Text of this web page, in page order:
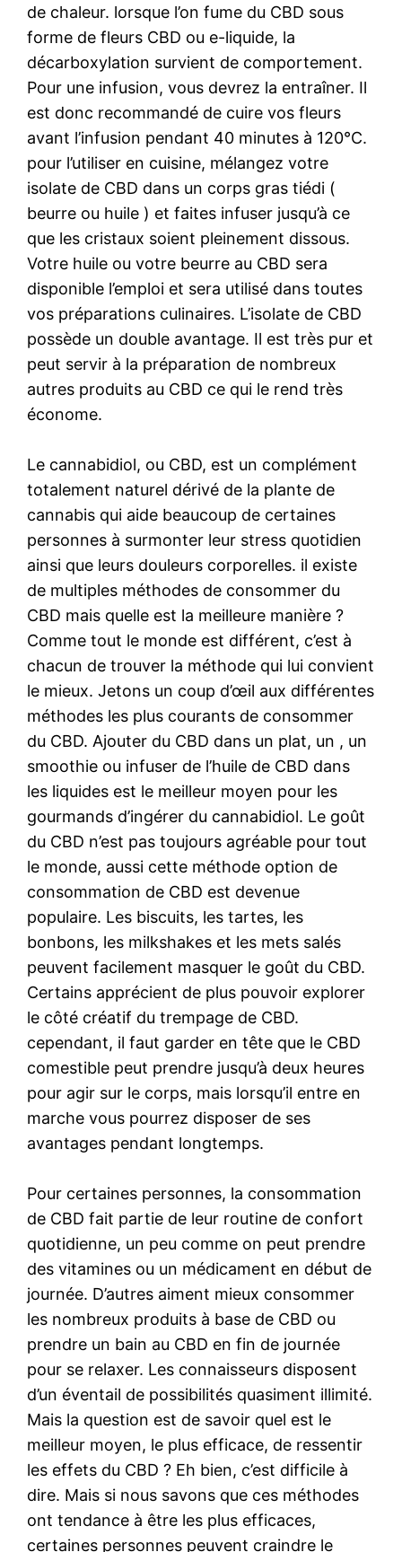
de chaleur. lorsque l’on fume du CBD sous
forme de fleurs CBD ou e-liquide, la
décarboxylation survient de comportement.
Pour une infusion, vous devrez la entraîner. Il
est donc recommandé de cuire vos fleurs
avant l’infusion pendant 40 minutes à 120°C.
pour l’utiliser en cuisine, mélangez votre
isolate de CBD dans un corps gras tiédi (
beurre ou huile ) et faites infuser jusqu’à ce
que les cristaux soient pleinement dissous.
Votre huile ou votre beurre au CBD sera
disponible l’emploi et sera utilisé dans toutes
vos préparations culinaires. L’isolate de CBD
possède un double avantage. Il est très pur et
peut servir à la préparation de nombreux
autres produits au CBD ce qui le rend très
économe.
Le cannabidiol, ou CBD, est un complément
totalement naturel dérivé de la plante de
cannabis qui aide beaucoup de certaines
personnes à surmonter leur stress quotidien
ainsi que leurs douleurs corporelles. il existe
de multiples méthodes de consommer du
CBD mais quelle est la meilleure manière ?
Comme tout le monde est différent, c’est à
chacun de trouver la méthode qui lui convient
le mieux. Jetons un coup d’œil aux différentes
méthodes les plus courants de consommer
du CBD. Ajouter du CBD dans un plat, un , un
smoothie ou infuser de l’huile de CBD dans
les liquides est le meilleur moyen pour les
gourmands d’ingérer du cannabidiol. Le goût
du CBD n’est pas toujours agréable pour tout
le monde, aussi cette méthode option de
consommation de CBD est devenue
populaire. Les biscuits, les tartes, les
bonbons, les milkshakes et les mets salés
peuvent facilement masquer le goût du CBD.
Certains apprécient de plus pouvoir explorer
le côté créatif du trempage de CBD.
cependant, il faut garder en tête que le CBD
comestible peut prendre jusqu’à deux heures
pour agir sur le corps, mais lorsqu’il entre en
marche vous pourrez disposer de ses
avantages pendant longtemps.
Pour certaines personnes, la consommation
de CBD fait partie de leur routine de confort
quotidienne, un peu comme on peut prendre
des vitamines ou un médicament en début de
journée. D’autres aiment mieux consommer
les nombreux produits à base de CBD ou
prendre un bain au CBD en fin de journée
pour se relaxer. Les connaisseurs disposent
d’un éventail de possibilités quasiment illimité.
Mais la question est de savoir quel est le
meilleur moyen, le plus efficace, de ressentir
les effets du CBD ? Eh bien, c’est difficile à
dire. Mais si nous savons que ces méthodes
ont tendance à être les plus efficaces,
certaines personnes peuvent craindre le